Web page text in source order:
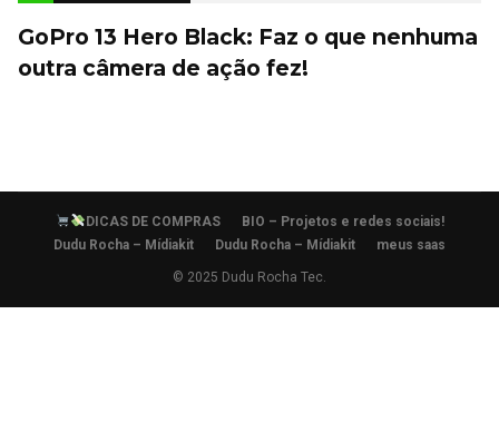
GoPro 13 Hero Black: Faz o que nenhuma
outra câmera de ação fez!
DICAS DE COMPRAS
BIO – Projetos e redes sociais!
Dudu Rocha – Mídiakit
Dudu Rocha – Mídiakit meus saas
© 2025 Dudu Rocha Tec.